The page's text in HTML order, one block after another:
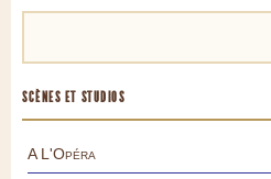
SCÈNES ET STUDIOS
A L'Opéra